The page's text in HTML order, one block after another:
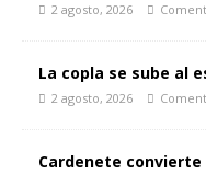
2 agosto, 2026
La copla se sube al
2 agosto, 2026
Cardenete